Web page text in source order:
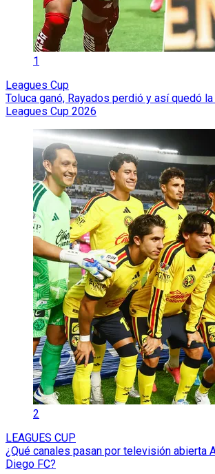
1
Leagues Cup
Toluca ganó, Rayados perdió y así quedó
Leagues Cup 2026
2
LEAGUES CUP
¿Qué canales pasan por televisión abierta
Diego FC?